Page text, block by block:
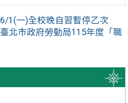
6/1(一)全校晚自習暫停乙次
臺北市政府勞動局115年度「職